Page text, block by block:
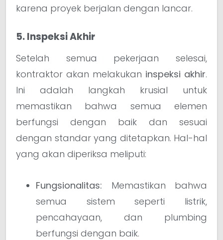
karena proyek berjalan dengan lancar.
5. Inspeksi Akhir
Setelah semua pekerjaan selesai,
kontraktor akan melakukan inspeksi akhir.
Ini adalah langkah krusial untuk
memastikan bahwa semua elemen
berfungsi dengan baik dan sesuai
dengan standar yang ditetapkan. Hal-hal
yang akan diperiksa meliputi:
Fungsionalitas: Memastikan bahwa
semua sistem seperti listrik,
pencahayaan, dan plumbing
berfungsi dengan baik.